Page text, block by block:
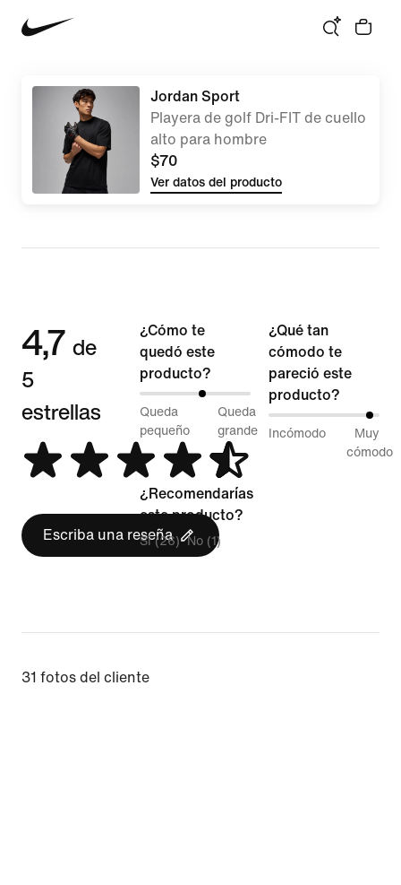
Jordan Sport
Playera de golf Dri-FIT de cuello
alto para hombre
$70
Ver datos del producto
4,7 de
5
estrellas
Escriba una reseña
¿Cómo te
quedó este
producto?
58 %
entre
Queda
pequeño
Queda
grande
Queda
pequeño
Queda
grande
¿Recomendarías
este producto?
Sí (26) No (1)
¿Qué tan
cómodo te
pareció este
producto?
95 %
Incómodo
Muy
cómodo
31 fotos del cliente